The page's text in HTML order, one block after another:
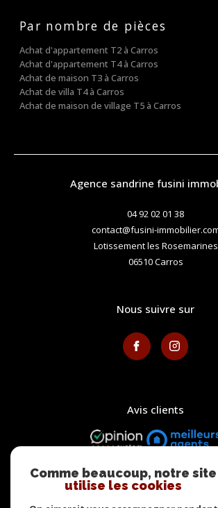
Par nombre de pièces
Achat d'appartement T2 à Carros
Achat d'appartement T4 à Carros
Achat de maison T3 à Carros
Achat de villa T4 à Carros
Achat de maison de village T5 à Carros
agence sandrine fusini
04 92 02 01 38
contact@fusini-
Lotissement les Rosemarines
06510 carros
nous suivre sur
avis clients
Comme beaucoup, notre site
utilise les cookies